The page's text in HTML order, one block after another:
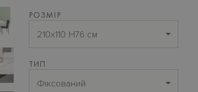
РОЗМІР
210х110 H76 см
ТИП
Фіксований